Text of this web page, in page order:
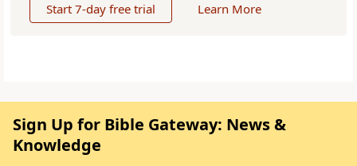
Start 7-day free trial Learn More
Sign Up for Bible Gateway: News &
Knowledge